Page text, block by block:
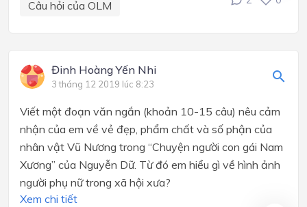
Câu hỏi của OLM
Đinh Hoàng Yến Nhi
3 tháng 12 2019 lúc 8:23
Viết một đoạn văn ngắn (khoản 10-15 câu) nêu cảm
nhận của em về vẻ đẹp, phẩm chất và số phận của
nhân vật Vũ Nương trong “Chuyện người con gái Nam
Xương” của Nguyễn Dữ. Từ đó em hiểu gì về hình ảnh
người phụ nữ trong xã hội xưa?
Xem chi tiết